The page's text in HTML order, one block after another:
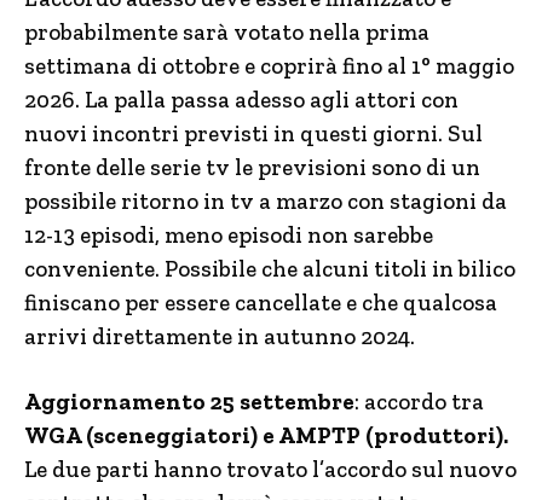
probabilmente sarà votato nella prima
settimana di ottobre e coprirà fino al 1° maggio
2026. La palla passa adesso agli attori con
nuovi incontri previsti in questi giorni. Sul
fronte delle serie tv le previsioni sono di un
possibile ritorno in tv a marzo con stagioni da
12-13 episodi, meno episodi non sarebbe
conveniente. Possibile che alcuni titoli in bilico
finiscano per essere cancellate e che qualcosa
arrivi direttamente in autunno 2024.
Aggiornamento 25 settembre: accordo tra
WGA (sceneggiatori) e AMPTP (produttori).
Le due parti hanno trovato l’accordo sul nuovo